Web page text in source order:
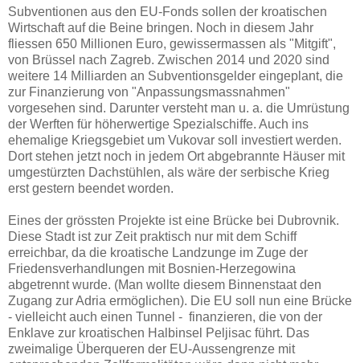
Subventionen aus den EU-Fonds sollen der kroatischen
Wirtschaft auf die Beine bringen. Noch in diesem Jahr
fliessen 650 Millionen Euro, gewissermassen als "Mitgift",
von Brüssel nach Zagreb. Zwischen 2014 und 2020 sind
weitere 14 Milliarden an Subventionsgelder eingeplant, die
zur Finanzierung von "Anpassungsmassnahmen"
vorgesehen sind. Darunter versteht man u. a. die Umrüstung
der Werften für höherwertige Spezialschiffe. Auch ins
ehemalige Kriegsgebiet um Vukovar soll investiert werden.
Dort stehen jetzt noch in jedem Ort abgebrannte Häuser mit
umgestürzten Dachstühlen, als wäre der serbische Krieg
erst gestern beendet worden.
Eines der grössten Projekte ist eine Brücke bei Dubrovnik.
Diese Stadt ist zur Zeit praktisch nur mit dem Schiff
erreichbar, da die kroatische Landzunge im Zuge der
Friedensverhandlungen mit Bosnien-Herzegowina
abgetrennt wurde. (Man wollte diesem Binnenstaat den
Zugang zur Adria ermöglichen). Die EU soll nun eine Brücke
- vielleicht auch einen Tunnel - finanzieren, die von der
Enklave zur kroatischen Halbinsel Peljisac führt. Das
zweimalige Überqueren der EU-Aussengrenze mit